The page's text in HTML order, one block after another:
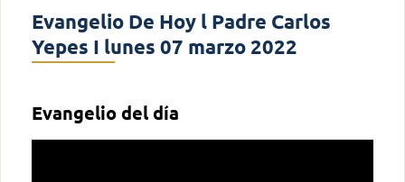
Evangelio De Hoy l Padre Carlos
Yepes I lunes 07 marzo 2022
Evangelio del día